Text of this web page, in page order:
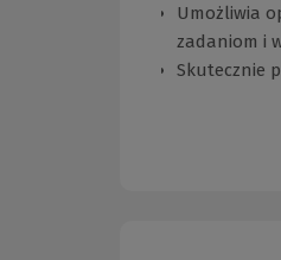
Umożliwia
zadaniom i
Skutecznie